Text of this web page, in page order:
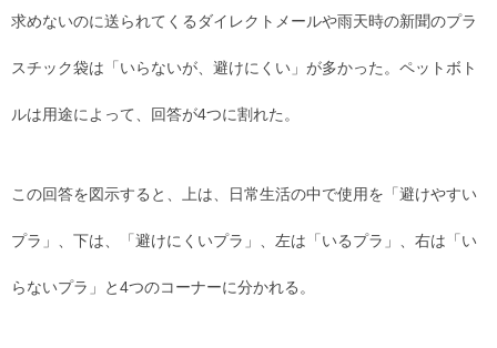
求めないのに送られてくるダイレクトメールや雨天時の新聞のプラ
スチック袋は「いらないが、避けにくい」が多かった。ペットボト
ルは用途によって、回答が4つに割れた。
この回答を図示すると、上は、日常生活の中で使用を「避けやすい
プラ」、下は、「避けにくいプラ」、左は「いるプラ」、右は「い
らないプラ」と4つのコーナーに分かれる。